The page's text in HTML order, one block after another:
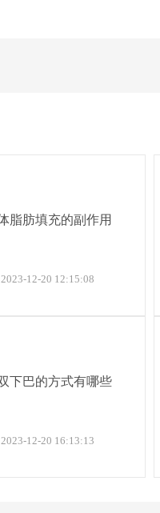
脂肪填充的副作用
2023-12-20 12:15:08
下巴的方式有哪些
2023-12-20 16:13:13